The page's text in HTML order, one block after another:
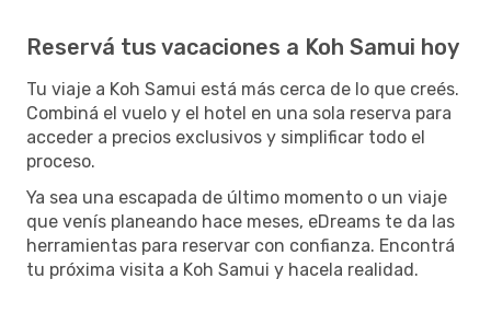
Reservá tus vacaciones a Koh Samui hoy
Tu viaje a Koh Samui está más cerca de lo que creés.
Combiná el vuelo y el hotel en una sola reserva para
acceder a precios exclusivos y simplificar todo el
proceso.
Ya sea una escapada de último momento o un viaje
que venís planeando hace meses, eDreams te da las
herramientas para reservar con confianza. Encontrá
tu próxima visita a Koh Samui y hacela realidad.